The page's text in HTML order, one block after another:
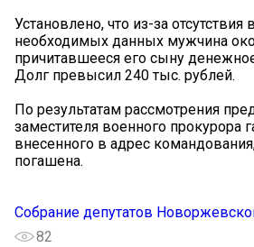
Установлено, что из-за отсутствия
необходимых данных мужчина
причитавшееся его сыну
Долг превысил 240 тыс. рублей.
По результатам рассмотрения
заместителя военного прокурора
внесенного в адрес
погашена.
Собрание депутатов
82